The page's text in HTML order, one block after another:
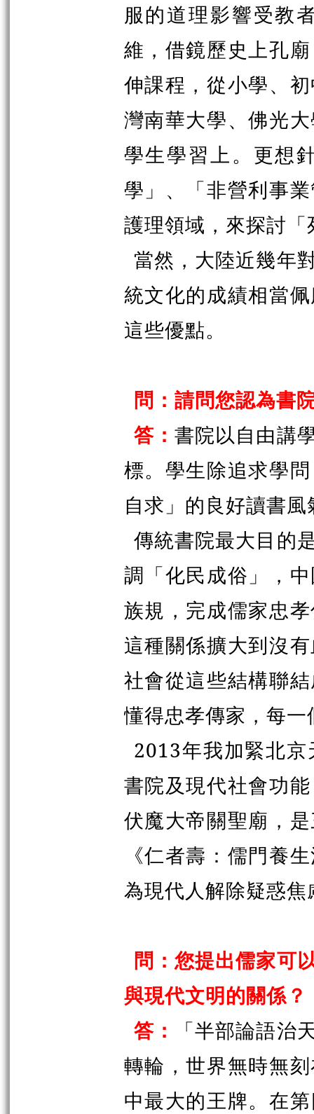
服的道理影響受教
維，借鏡歷史上孔
伸課程，從小學、
灣南華大學、佛光
學生學習上。更想
學」、「非營利事
護理領域，來探討「
當然，大陸近幾年
統文化的成績相當
這些優點。
問：請問您認為書
答：書院以自由講
標。學生除追求學
自求」的良好讀書
傳統書院最大目的
調「化民成俗」，
族規，完成儒家忠
這種關係擴大到沒
社會從這些結構聯
懂得忠孝傳家，每
2013年我加緊北
書院及現代社會功
伏魔大帝關聖廟，
《仁者壽：儒門養
為現代人解除疑惑焦
問：您提出儒家可
與現代文明的關係？
答：
「半部論語治
轉輪，世界無時無
中最大的王牌。在